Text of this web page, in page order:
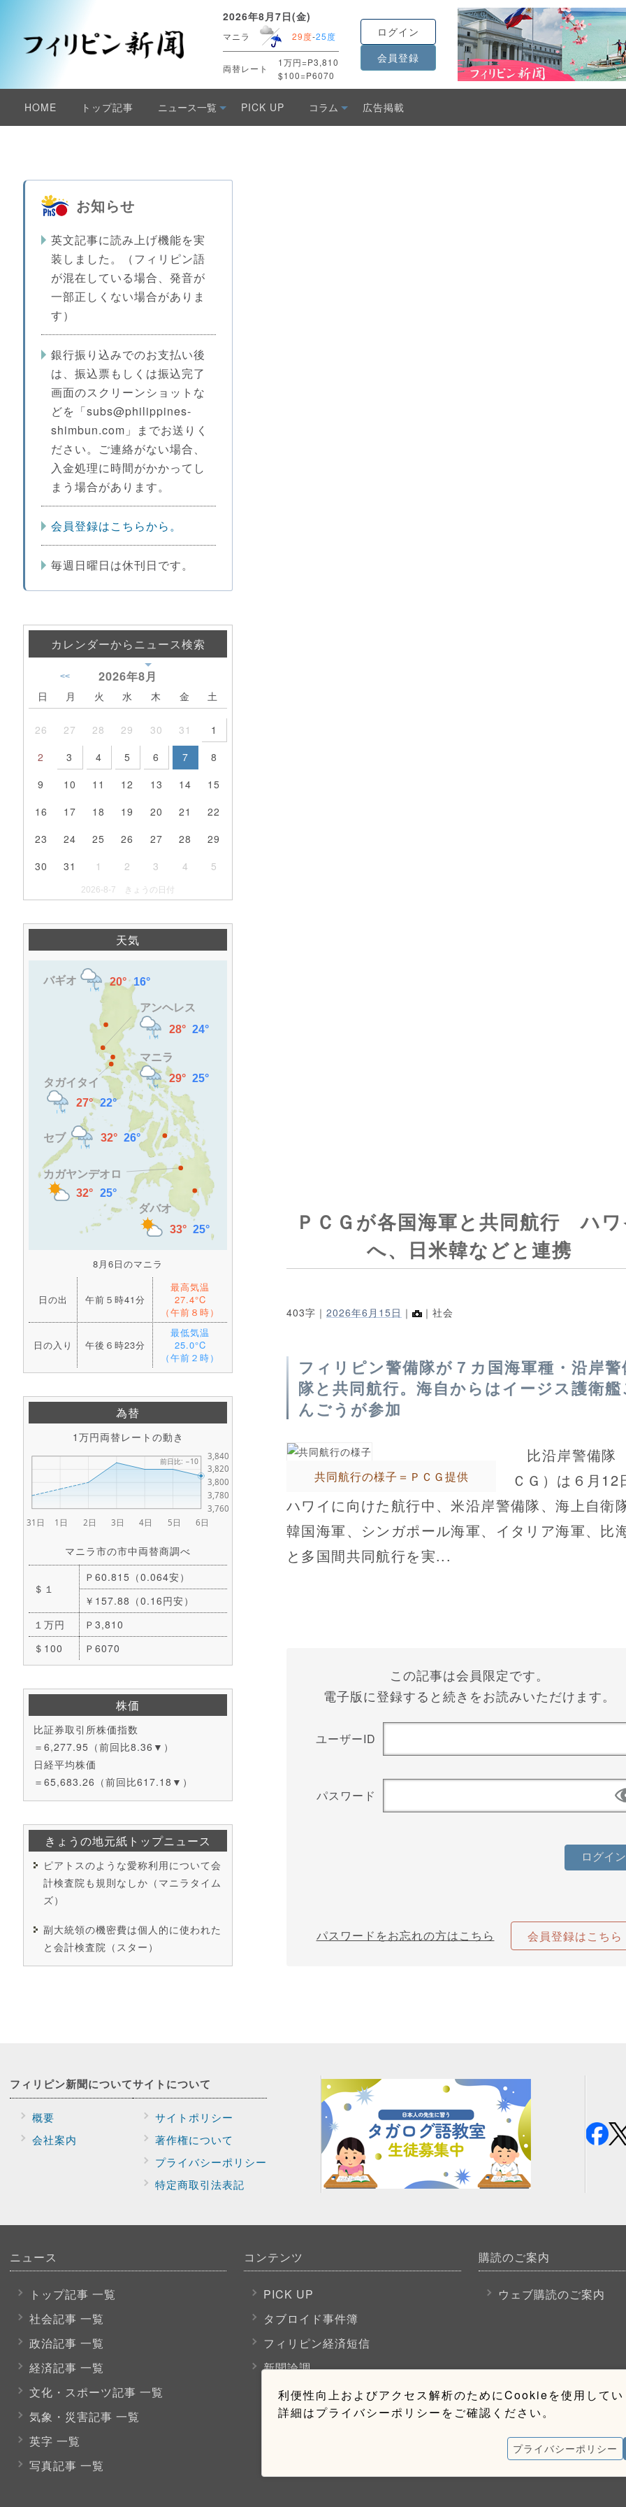
2026年8月7日(金)
マニラ 29度-25度
両替レート
1万円=P3,810
$100=P6070
ログイン
会員登録
HOME トップ記事 ニュース一覧 PICK UP コラム 広告掲載
お知らせ
英文記事に読み上げ機能を実
装しました。（フィリピン語
が混在している場合、発音が
一部正しくない場合がありま
す）
銀行振り込みでのお支払い後
は、振込票もしくは振込完了
画面のスクリーンショットな
どを「subs@philippines-
shimbun.com」までお送りく
ださい。ご連絡がない場合、
入金処理に時間がかかってし
まう場合があります。
会員登録はこちらから。
毎週日曜日は休刊日です。
カレンダーからニュース検索
2026年8月
<<
日 月 火 水 木 金 土
26 27 28 29 30 31
1
2
3 4 5 6 7
8
9
10 11 12 13 14
15
16
17 18 19 20 21
22
23
24 25 26 27 28
29
30
31 1 2 3 4 5
2026-8-7 きょうの日付
天気
8月6日のマニラ
日の出 午前５時41分
最高気温
27.4°C
（午前８時）
日の入り 午後６時23分
最低気温
25.0°C
（午前２時）
為替
1万円両替レートの動き
マニラ市の市中両替商調べ
＄１
Ｐ60.815（0.064安）
￥157.88（0.16円安）
１万円
Ｐ3,810
＄100
Ｐ6070
株価
比証券取引所株価指数
＝6,277.95（前回比8.36▼）
日経平均株価
＝65,683.26（前回比617.18▼）
きょうの地元紙トップニュース
ピアトスのような愛称利用について会
計検査院も規則なしか（マニラタイム
ズ）
副大統領の機密費は個人的に使われた
と会計検査院（スター）
ＰＣＧが各国海軍と共同航行 ハ
へ、日米韓などと連携
403字｜ 2026年6月15日 ｜ ｜社会
フィリピン警備隊が７カ国海軍種・沿岸警
隊と共同航行。海自からはイージス護衛
んごうが参加
共同航行の様子＝ＰＣＧ提供
比沿岸警備隊
ＣＧ）は６月12
ハワイに向けた航行中、米沿岸警備隊、海上自衛
韓国海軍、シンガポール海軍、イタリア海軍、比
と多国間共同航行を実...
この記事は会員限定です。
電子版に登録すると続きをお読みいただけます。
ユーザーID
パスワード
パスワードをお忘れの方はこちら 会員登録はこちら
利便性向上およびアクセス解析のためにCookieを使用して
詳細はプライバシーポリシーをご確認ください。
プライバシーポリシー
フィリピン新聞について
概要
会社案内
サイトについて
サイトポリシー
著作権について
プライバシーポリシー
特定商取引法表記
ニュース
トップ記事 一覧
社会記事 一覧
政治記事 一覧
経済記事 一覧
文化・スポーツ記事 一覧
気象・災害記事 一覧
英字 一覧
写真記事 一覧
コンテンツ
PICK UP
タブロイド事件簿
フィリピン経済短信
新聞論調
購読のご案内
ウェブ購読のご案内